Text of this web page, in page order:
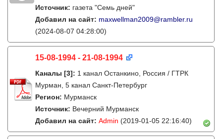
Источник: газета "Семь дней"
Добавил на сайт: maxwellman2009@rambler.ru
(2024-08-07 04:28:00)
15-08-1994 - 21-08-1994
Каналы [3]: 1 канал Останкино, Россия / ГТРК
Мурман, 5 канал Санкт-Петербург
Регион: Мурманск
Источник: Вечерний Мурманск
Добавил на сайт: Admin (2019-01-05 22:16:40)